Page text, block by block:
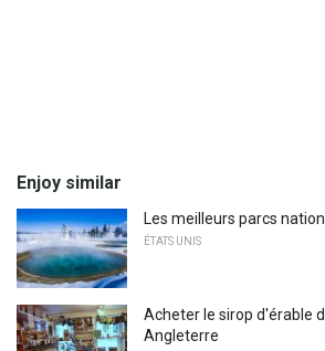
Enjoy similar
Les meilleurs parcs
ÉTATS UNIS
Acheter le sirop d'érable
Angleterre